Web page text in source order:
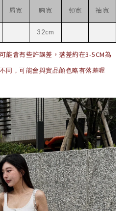
肩寬 胸寬 領寬 袖寬
32cm
能會有些許誤差，落差約在3-5CM為
同，可能會與實品顏色略有落差喔